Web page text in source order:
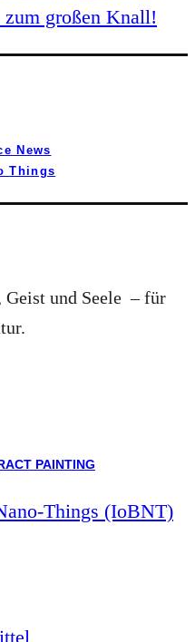
großen Knall!
News
Things
Geist und Seele – für
Things (IoBNT)